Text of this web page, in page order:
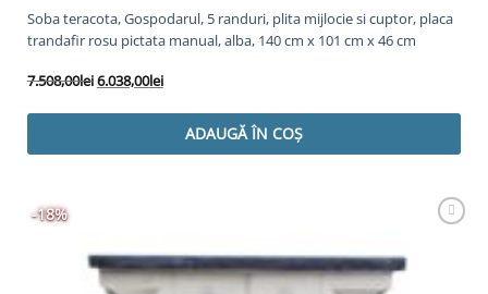
Soba teracota, Gospodarul, 5 randuri, plita mijlocie si cuptor, placa
trandafir rosu pictata manual, alba, 140 cm x 101 cm x 46 cm
7.508,00leiPrețul
6.038,00leiPrețul
este:
6.038,00lei.
ADAUGĂ ÎN COȘ
-18%